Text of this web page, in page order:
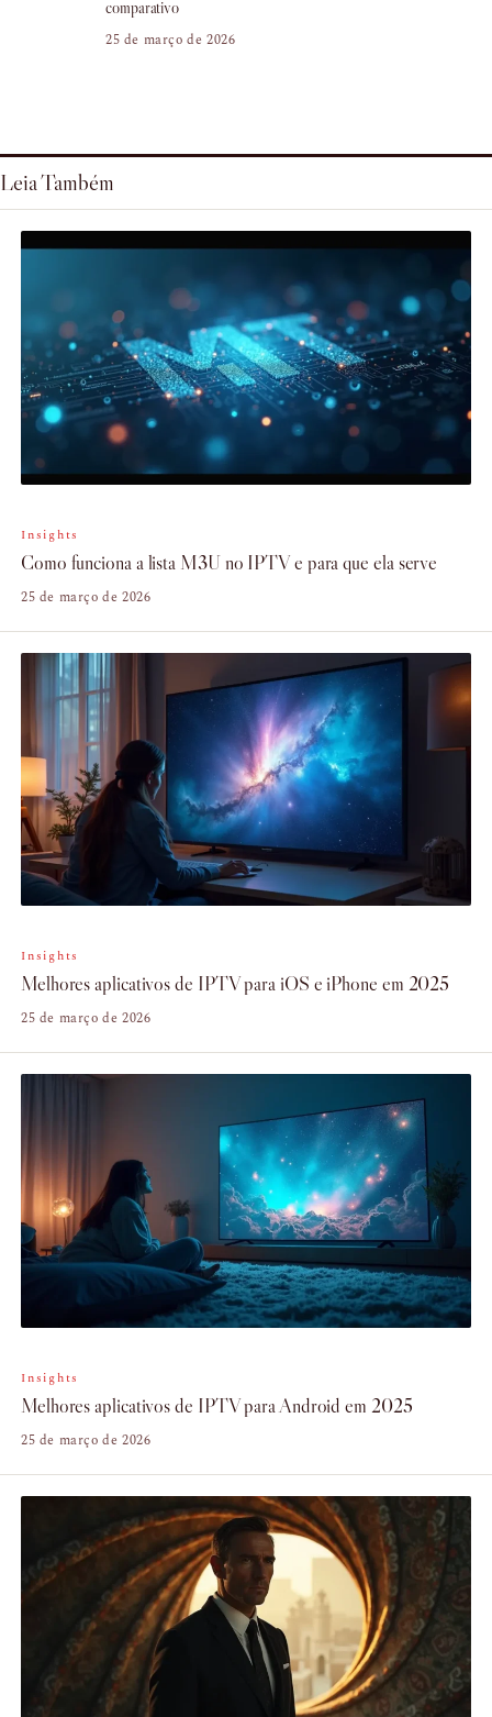
comparativo
25 de março de 2026
Leia Também
Insights
Como funciona a lista M3U no IPTV e para que ela serve
25 de março de 2026
Insights
Melhores aplicativos de IPTV para iOS e iPhone em 2025
25 de março de 2026
Insights
Melhores aplicativos de IPTV para Android em 2025
25 de março de 2026